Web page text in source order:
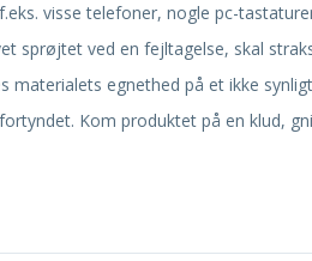
visse telefoner, nogle pc-
sprøjtet ved en fejltagelse, skal
materialets egnethed på et ikke
Kom produktet på en klud,